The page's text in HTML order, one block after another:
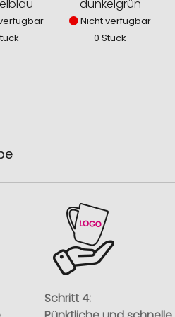
dunkelgrün
Nicht verfügbar
0 Stück
Schritt 4: